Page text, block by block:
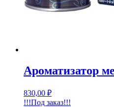
Ароматизатор
830,00 ₽
!!!Под заказ!!!